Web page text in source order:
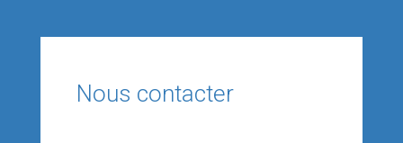
Nous contacter